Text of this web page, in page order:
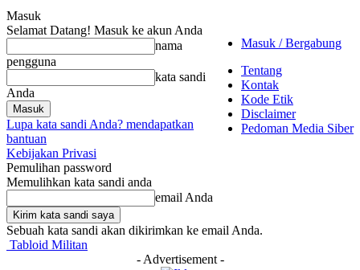
Masuk / Bergabung
Tentang
Kontak
Kode Etik
Disclaimer
Pedoman Media Siber
Masuk
Selamat Datang! Masuk ke akun Anda
nama
pengguna
kata sandi
Anda
Lupa kata sandi Anda? mendapatkan
bantuan
Kebijakan Privasi
Pemulihan password
Memulihkan kata sandi anda
email Anda
Sebuah kata sandi akan dikirimkan ke email Anda.
Tabloid Militan
- Advertisement -